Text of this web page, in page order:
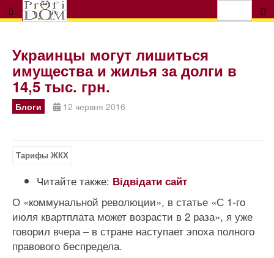
Украинцы могут лишиться
имущества и жилья за долги в
14,5 тыс. грн.
Блоги 12 червня 2016
Тарифы ЖКХ
Читайте также: Відвідати сайт
О «коммунальной революции», в статье «С 1-го
июля квартплата может возрасти в 2 раза», я уже
говорил вчера – в стране наступает эпоха полного
правового беспредела.